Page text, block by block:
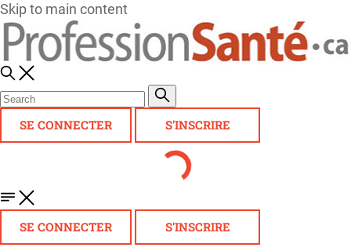
Skip to main content
SE CONNECTER S'INSCRIRE
SE CONNECTER S'INSCRIRE